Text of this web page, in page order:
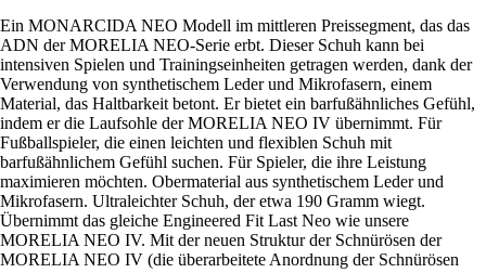
Ein MONARCIDA NEO Modell im mittleren Preissegment, das das
ADN der MORELIA NEO-Serie erbt. Dieser Schuh kann bei
intensiven Spielen und Trainingseinheiten getragen werden, dank der
Verwendung von synthetischem Leder und Mikrofasern, einem
Material, das Haltbarkeit betont. Er bietet ein barfußähnliches Gefühl,
indem er die Laufsohle der MORELIA NEO IV übernimmt. Für
Fußballspieler, die einen leichten und flexiblen Schuh mit
barfußähnlichem Gefühl suchen. Für Spieler, die ihre Leistung
maximieren möchten. Obermaterial aus synthetischem Leder und
Mikrofasern. Ultraleichter Schuh, der etwa 190 Gramm wiegt.
Übernimmt das gleiche Engineered Fit Last Neo wie unsere
MORELIA NEO IV. Mit der neuen Struktur der Schnürösen der
MORELIA NEO IV (die überarbeitete Anordnung der Schnürösen